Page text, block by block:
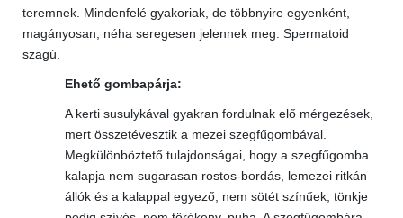
teremnek. Mindenfelé gyakoriak, de többnyire egyenként,
magányosan, néha seregesen jelennek meg. Spermatoid
szagú.
Ehető gombapárja:
A kerti susulykával gyakran fordulnak elő mérgezések,
mert összetévesztik a mezei szegfűgombával.
Megkülönböztető tulajdonságai, hogy a szegfűgomba
kalapja nem sugarasan rostos-bordás, lemezei ritkán
állók és a kalappal egyező, nem sötét színűek, tönkje